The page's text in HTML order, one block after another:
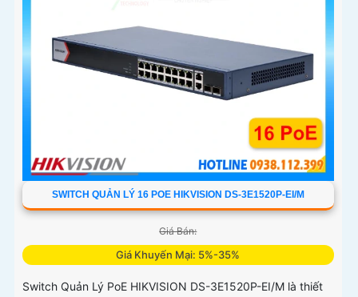
SWITCH QUẢN LÝ 16 POE HIKVISION DS-3E1520P-EI/M
Giá Bán:
Giá Khuyến Mại: 5%-35%
Switch Quản Lý PoE HIKVISION DS-3E1520P-EI/M là thiết